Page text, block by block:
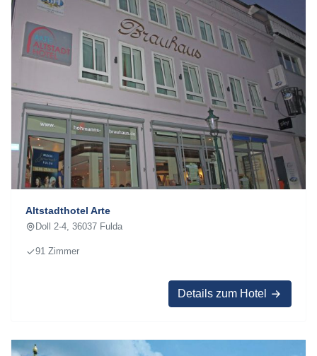
Altstadthotel Arte
Doll 2-4, 36037 Fulda
91 Zimmer
Details zum Hotel